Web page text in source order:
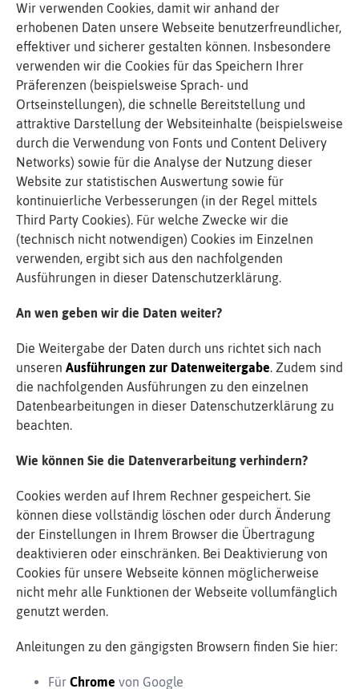
Wir verwenden Cookies, damit wir anhand der
erhobenen Daten unsere Webseite benutzerfreundlicher,
effektiver und sicherer gestalten können. Insbesondere
verwenden wir die Cookies für das Speichern Ihrer
Präferenzen (beispielsweise Sprach- und
Ortseinstellungen), die schnelle Bereitstellung und
attraktive Darstellung der Websiteinhalte (beispielsweise
durch die Verwendung von Fonts und Content Delivery
Networks) sowie für die Analyse der Nutzung dieser
Website zur statistischen Auswertung sowie für
kontinuierliche Verbesserungen (in der Regel mittels
Third Party Cookies). Für welche Zwecke wir die
(technisch nicht notwendigen) Cookies im Einzelnen
verwenden, ergibt sich aus den nachfolgenden
Ausführungen in dieser Datenschutzerklärung.
An wen geben wir die Daten weiter?
Die Weitergabe der Daten durch uns richtet sich nach
unseren Ausführungen zur Datenweitergabe. Zudem sind
die nachfolgenden Ausführungen zu den einzelnen
Datenbearbeitungen in dieser Datenschutzerklärung zu
beachten.
Wie können Sie die Datenverarbeitung verhindern?
Cookies werden auf Ihrem Rechner gespeichert. Sie
können diese vollständig löschen oder durch Änderung
der Einstellungen in Ihrem Browser die Übertragung
deaktivieren oder einschränken. Bei Deaktivierung von
Cookies für unsere Webseite können möglicherweise
nicht mehr alle Funktionen der Webseite vollumfänglich
genutzt werden.
Anleitungen zu den gängigsten Browsern finden Sie hier:
Für Chrome von Google